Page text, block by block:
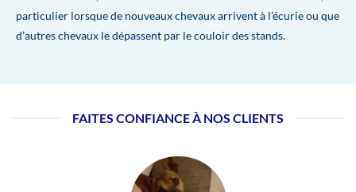
particulier lorsque de nouveaux chevaux arrivent à l’écurie ou que
d’autres chevaux le dépassent par le couloir des stands.
FAITES CONFIANCE À NOS CLIENTS